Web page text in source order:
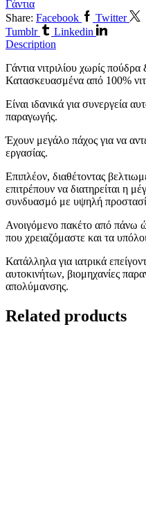
Γάντια
Share: Facebook
Twitter
Tumblr
Linkedin
Description
Γάντια νιτριλίου χωρίς
Κατασκευασμένα από 100%
Είναι ιδανικά για συνεργεία
παραγωγής.
Έχουν μεγάλο πάχος για να
εργασίας.
Επιπλέον, διαθέτοντας
επιτρέπουν να διατηρείται η
συνδυασμό με υψηλή
Ανοιγόμενο πακέτο από πάνω
που χρειαζόμαστε και τα
Κατάλληλα για ιατρικά
αυτοκινήτων, βιομηχανίες
απολύμανσης.
Related products